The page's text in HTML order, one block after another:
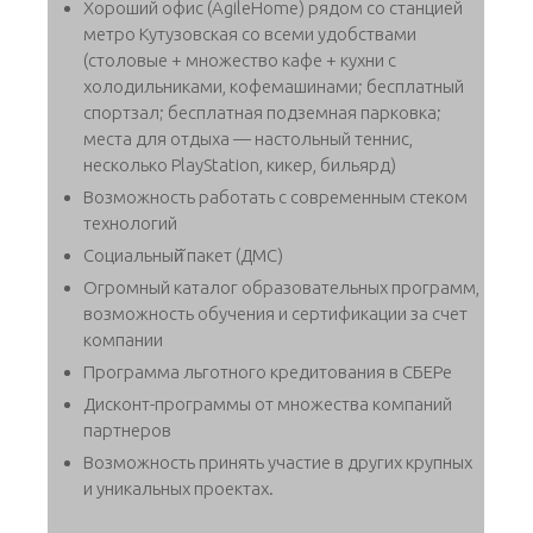
Хороший офис (AgileHome) рядом со станцией
метро Кутузовская со всеми удобствами
(столовые + множество кафе + кухни с
холодильниками, кофемашинами; бесплатный
спортзал; бесплатная подземная парковка;
места для отдыха — настольный теннис,
несколько PlayStation, кикер, бильярд)
Возможность работать с современным стеком
технологий
Социальный̆ пакет (ДМС)
Огромный каталог образовательных программ,
возможность обучения и сертификации за счет
компании
Программа льготного кредитования в СБЕРе
Дисконт-программы от множества компаний
партнеров
Возможность принять участие в других крупных
и уникальных проектах.